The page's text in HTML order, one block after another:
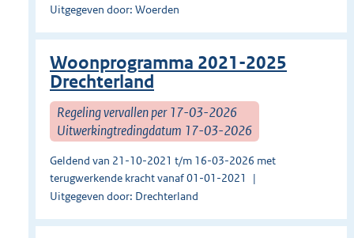
Uitgegeven door: Woerden
Woonprogramma 2021-2025
Drechterland
Regeling vervallen per 17-03-2026
Uitwerkingtredingdatum 17-03-2026
Geldend van 21-10-2021 t/m 16-03-2026 met
terugwerkende kracht vanaf 01-01-2021
Uitgegeven door: Drechterland